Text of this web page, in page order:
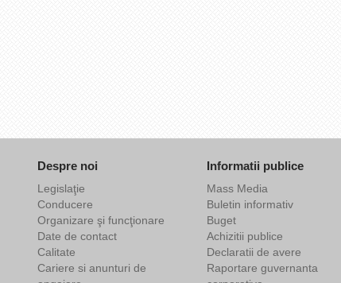
Despre noi
Legislaţie
Conducere
Organizare şi funcţionare
Date de contact
Calitate
Cariere si anunturi de
Informatii publice
Mass Media
Buletin informativ
Buget
Achizitii publice
Declaratii de avere
Raportare guvernanta